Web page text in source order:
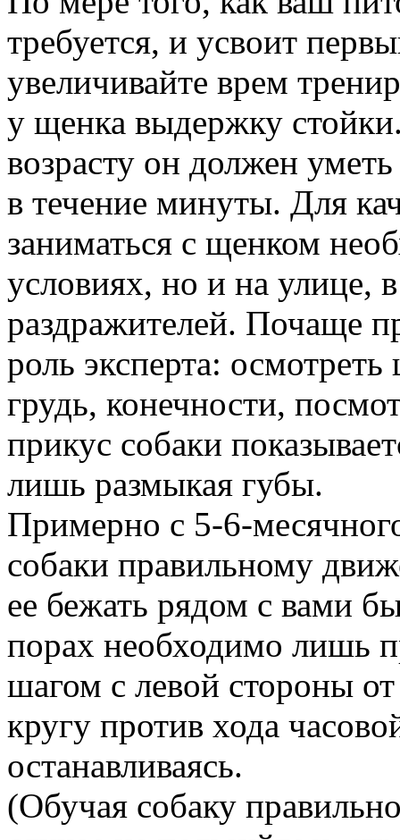
требуется, и усвоит
увеличивайте врем
у щенка выдержку
возрасту он должен
в течение минуты. Для
заниматься с щенком
условиях, но и на улице,
раздражителей. Почаще
роль эксперта:
грудь, конечности,
прикус собаки
лишь размыкая губы.
Примерно с 5-6-
собаки правильному
ее бежать рядом с вами
порах необходимо лишь
шагом с левой стороны
кругу против хода
останавливаясь.
(Обучая собаку